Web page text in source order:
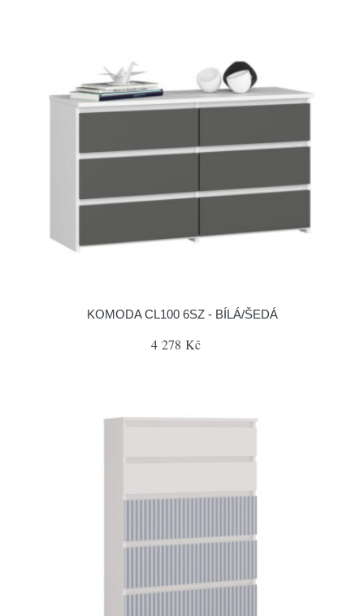
KOMODA CL100 6SZ - BÍLÁ/ŠEDÁ
4 278 Kč